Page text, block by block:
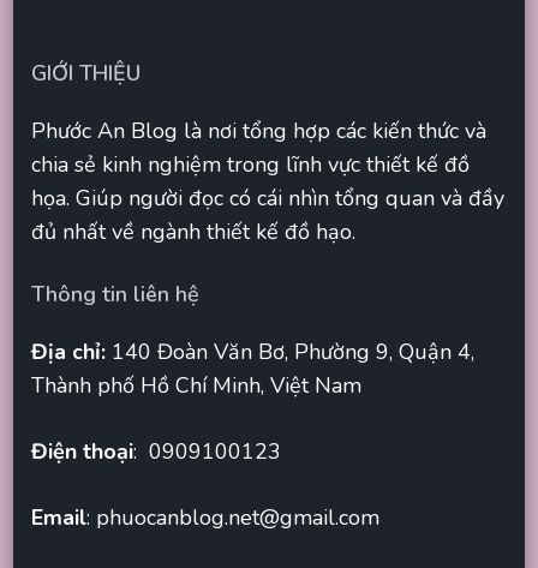
GIỚI THIỆU
Phước An Blog là nơi tổng hợp các kiến thức và
chia sẻ kinh nghiệm trong lĩnh vực thiết kế đồ
họa. Giúp người đọc có cái nhìn tổng quan và đầy
đủ nhất về ngành thiết kế đồ hạo.
Thông tin liên hệ
Địa chỉ: 140 Đoàn Văn Bơ, Phường 9, Quận 4,
Thành phố Hồ Chí Minh, Việt Nam
Điện thoại: 0909100123
Email: phuocanblog.net@gmail.com